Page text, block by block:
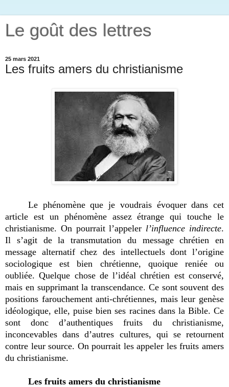
Le goût des lettres
25 mars 2021
Les fruits amers du christianisme
Le phénomène que je voudrais évoquer dans cet
article est un phénomène assez étrange qui touche le
christianisme. On pourrait l’appeler l’influence indirecte.
Il s’agit de la transmutation du message chrétien en
message alternatif chez des intellectuels dont l’origine
sociologique est bien chrétienne, quoique reniée ou
oubliée. Quelque chose de l’idéal chrétien est conservé,
mais en supprimant la transcendance. Ce sont souvent des
positions farouchement anti-chrétiennes, mais leur genèse
idéologique, elle, puise bien ses racines dans la Bible. Ce
sont donc d’authentiques fruits du christianisme,
inconcevables dans d’autres cultures, qui se retournent
contre leur source. On pourrait les appeler les fruits amers
du christianisme.
Les fruits amers du christianisme